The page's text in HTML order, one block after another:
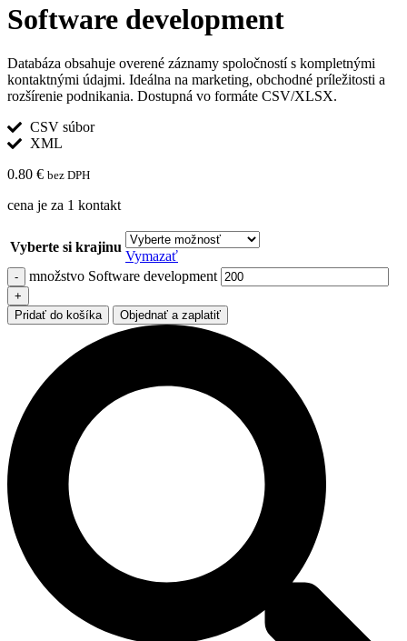
Software development
Databáza obsahuje overené záznamy spoločností s kompletnými
kontaktnými údajmi. Ideálna na marketing, obchodné príležitosti a
rozšírenie podnikania. Dostupná vo formáte CSV/XLSX.
CSV súbor
XML
0.80 € bez DPH
cena je za 1 kontakt
Vyberte si krajinu
Vymazať
množstvo Software development
Pridať do košíka Objednať a zaplatiť